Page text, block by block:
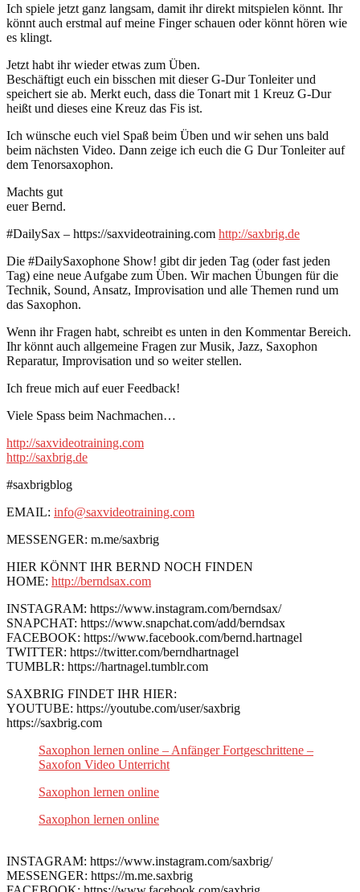
Ich spiele jetzt ganz langsam, damit ihr direkt mitspielen könnt. Ihr
könnt auch erstmal auf meine Finger schauen oder könnt hören wie
es klingt.
Jetzt habt ihr wieder etwas zum Üben.
Beschäftigt euch ein bisschen mit dieser G-Dur Tonleiter und
speichert sie ab. Merkt euch, dass die Tonart mit 1 Kreuz G-Dur
heißt und dieses eine Kreuz das Fis ist.
Ich wünsche euch viel Spaß beim Üben und wir sehen uns bald
beim nächsten Video. Dann zeige ich euch die G Dur Tonleiter auf
dem Tenorsaxophon.
Machts gut
euer Bernd.
#DailySax – https://saxvideotraining.com http://saxbrig.de
Die #DailySaxophone Show! gibt dir jeden Tag (oder fast jeden
Tag) eine neue Aufgabe zum Üben. Wir machen Übungen für die
Technik, Sound, Ansatz, Improvisation und alle Themen rund um
das Saxophon.
Wenn ihr Fragen habt, schreibt es unten in den Kommentar Bereich.
Ihr könnt auch allgemeine Fragen zur Musik, Jazz, Saxophon
Reparatur, Improvisation und so weiter stellen.
Ich freue mich auf euer Feedback!
Viele Spass beim Nachmachen…
http://saxvideotraining.com
http://saxbrig.de
#saxbrigblog
EMAIL: info@saxvideotraining.com
MESSENGER: m.me/saxbrig
HIER KÖNNT IHR BERND NOCH FINDEN
HOME: http://berndsax.com
INSTAGRAM: https://www.instagram.com/berndsax/
SNAPCHAT: https://www.snapchat.com/add/berndsax
FACEBOOK: https://www.facebook.com/bernd.hartnagel
TWITTER: https://twitter.com/berndhartnagel
TUMBLR: https://hartnagel.tumblr.com
SAXBRIG FINDET IHR HIER:
YOUTUBE: https://youtube.com/user/saxbrig
https://saxbrig.com
Saxophon lernen online – Anfänger Fortgeschrittene –
Saxofon Video Unterricht
Saxophon lernen online
Saxophon lernen online
INSTAGRAM: https://www.instagram.com/saxbrig/
MESSENGER: https://m.me.saxbrig